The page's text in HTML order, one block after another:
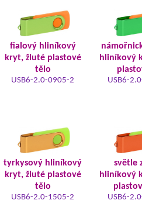
fialový hliníkový
kryt, žluté plastové
tělo
USB6-2.0-0905-2
hliníkový
USB6-
tyrkysový hliníkový
kryt, žluté plastové
tělo
USB6-2.0-1505-2
světle
hliníkový
USB6-